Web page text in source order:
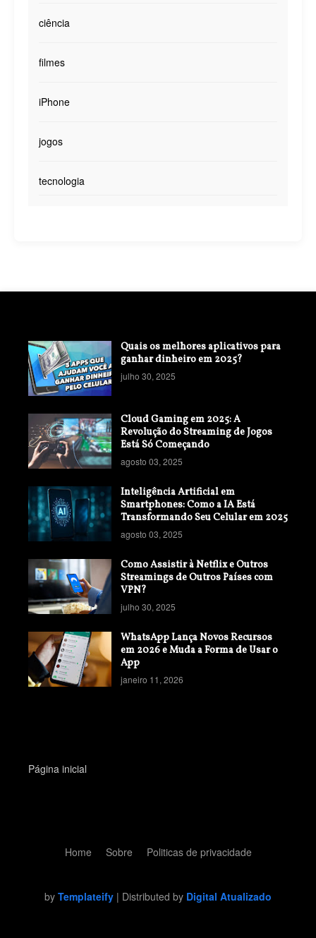
ciência
filmes
iPhone
jogos
tecnologia
Quais os melhores aplicativos para
ganhar dinheiro em 2025?
julho 30, 2025
Cloud Gaming em 2025: A
Revolução do Streaming de Jogos
Está Só Começando
agosto 03, 2025
Inteligência Artificial em
Smartphones: Como a IA Está
Transformando Seu Celular em 2025
agosto 03, 2025
Como Assistir à Netflix e Outros
Streamings de Outros Países com
VPN?
julho 30, 2025
WhatsApp Lança Novos Recursos
em 2026 e Muda a Forma de Usar o
App
janeiro 11, 2026
Página inicial
by Templateify | Distributed by Digital Atualizado
Home Sobre Politicas de privacidade